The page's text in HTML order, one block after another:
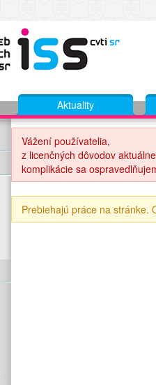
Aktuality
Vážení používatelia,
z licenčných dôvodov
komplikácie sa
Prebiehajú práce na stránke.